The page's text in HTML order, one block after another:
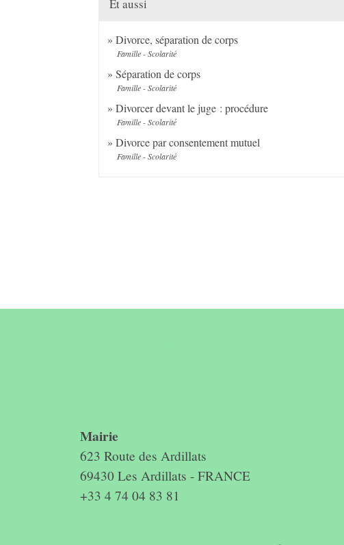
Et aussi
Divorce, séparation de corps
Famille - Scolarité
Séparation de corps
Famille - Scolarité
Divorcer devant le juge : procédure
Famille - Scolarité
Divorce par consentement mutuel
Famille - Scolarité
Mairie
623 Route des Ardillats
69430 Les Ardillats - FRANCE
+33 4 74 04 83 81